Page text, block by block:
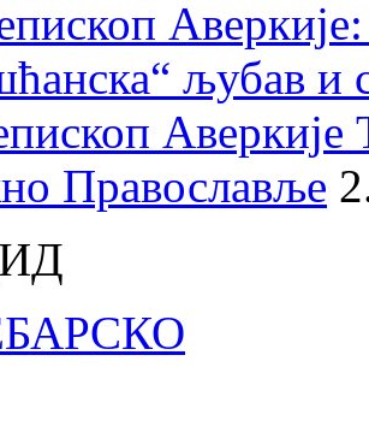
љубав и
Православље